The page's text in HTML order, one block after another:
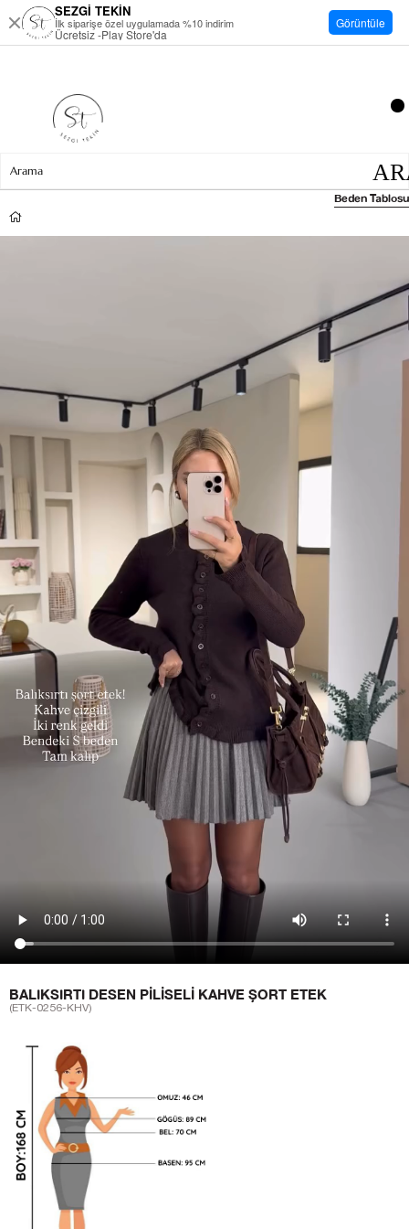
BALIKSIRTI DESEN PILISELI KAHVE ŞORT ETEK
(ETK-0256-KHV)
Beden Tablosu
SEZGİ TEKİN
İlk siparişe özel uygulamada %10 indirim
Ücretsiz -Play Store'da
Görüntüle